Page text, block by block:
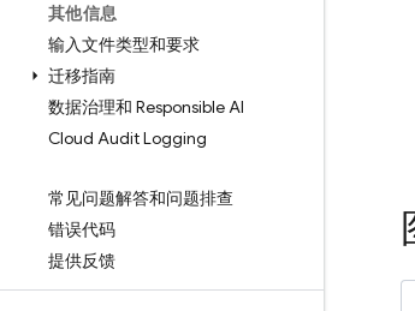
其他信息
输入文件类型和要求
迁移指南
数据治理和 Responsible AI
Cloud Audit Logging
常见问题解答和问题排查
错误代码
提供反馈